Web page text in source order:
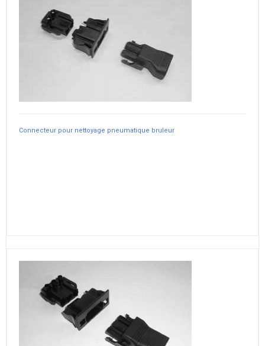
Connecteur pour nettoyage pneumatique bruleur